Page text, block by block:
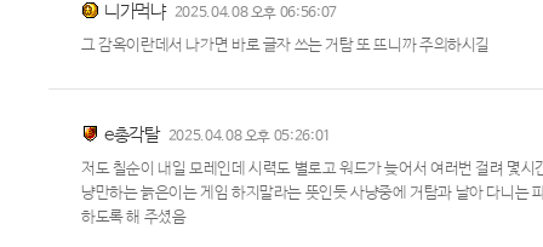
니가먹냐 2025.04.08 오후 06:56:07
그 감옥이란데서 나가면 바로 글자 쓰는 거탐 또 뜨니까 주의하시길
e총각탈 2025.04.08 오후 05:26:01
저도 칠순이 내일 모레인데 시력도 별로고 워드가 늦어서 여러번 걸려 몇
냥만하는 늙은이는 게임 하지말라는 뜻인듯 사냥중에 거탐과 날아 다니는
하도록 해 주셨음